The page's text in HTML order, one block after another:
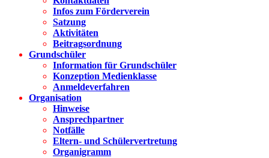
Infos zum Förderverein
Satzung
Aktivitäten
Beitragsordnung
Grundschüler
Information für Grundschüler
Konzeption Medienklasse
Anmeldeverfahren
Organisation
Hinweise
Ansprechpartner
Notfälle
Eltern- und Schülervertretung
Organigramm